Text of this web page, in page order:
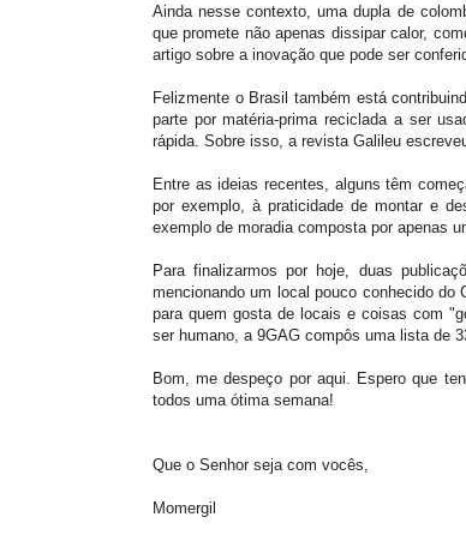
Ainda nesse contexto, uma dupla de
que promete não apenas dissipar calor,
artigo sobre a inovação que pode ser
Felizmente o Brasil também está
parte por matéria-prima reciclada a ser
rápida. Sobre isso, a revista Galileu
Entre as ideias recentes, alguns têm
por exemplo, à praticidade de montar e
exemplo de moradia composta por apenas
Para finalizarmos por hoje, duas
mencionando um local pouco conhecido
para quem gosta de locais e coisas com
ser humano, a 9GAG compôs uma lista de
Bom, me despeço por aqui. Espero que
todos uma ótima semana!
Que o Senhor seja com vocês,
Momergil